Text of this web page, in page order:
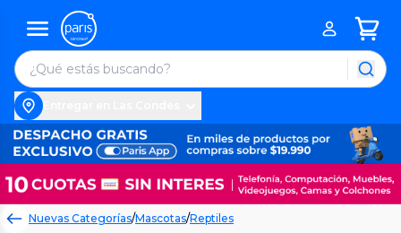
Nuevas Categorías/Mascotas/Reptiles